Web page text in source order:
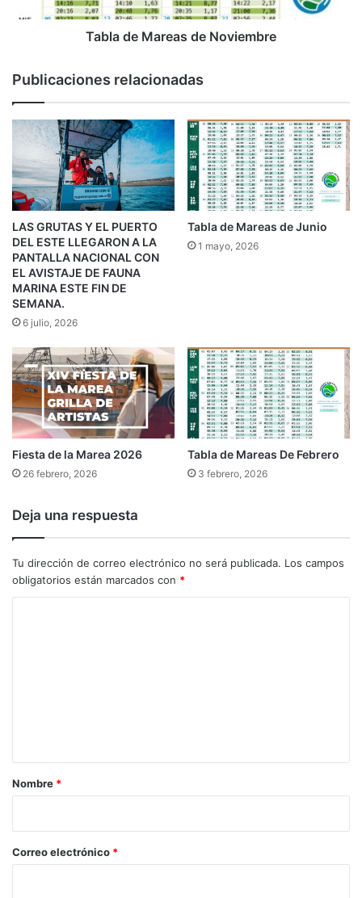
Tabla de Mareas de Noviembre
Publicaciones relacionadas
LAS GRUTAS Y EL PUERTO
DEL ESTE LLEGARON A LA
PANTALLA NACIONAL CON
EL AVISTAJE DE FAUNA
MARINA ESTE FIN DE
SEMANA.
6 julio, 2026
Tabla de Mareas de Junio
1 mayo, 2026
Fiesta de la Marea 2026
26 febrero, 2026
Tabla de Mareas De Febrero
3 febrero, 2026
Deja una respuesta
Tu dirección de correo electrónico no será publicada. Los campos
obligatorios están marcados con *
r
*
Nombre *
Correo electrónico *